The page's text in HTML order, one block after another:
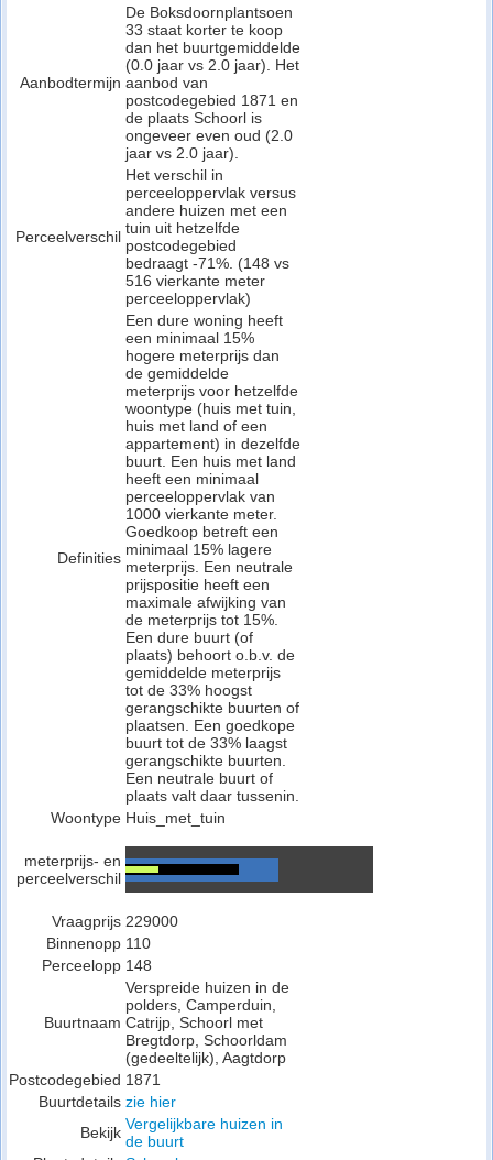
Aanbodtermijn
De Boksdoornplantsoen
33 staat korter te koop
dan het buurtgemiddelde
(0.0 jaar vs 2.0 jaar). Het
aanbod van
postcodegebied 1871 en
de plaats Schoorl is
ongeveer even oud (2.0
jaar vs 2.0 jaar).
Perceelverschil
Het verschil in
perceeloppervlak versus
andere huizen met een
tuin uit hetzelfde
postcodegebied
bedraagt -71%. (148 vs
516 vierkante meter
perceeloppervlak)
Definities
Een dure woning heeft
een minimaal 15%
hogere meterprijs dan
de gemiddelde
meterprijs voor hetzelfde
woontype (huis met tuin,
huis met land of een
appartement) in dezelfde
buurt. Een huis met land
heeft een minimaal
perceeloppervlak van
1000 vierkante meter.
Goedkoop betreft een
minimaal 15% lagere
meterprijs. Een neutrale
prijspositie heeft een
maximale afwijking van
de meterprijs tot 15%.
Een dure buurt (of
plaats) behoort o.b.v. de
gemiddelde meterprijs
tot de 33% hoogst
gerangschikte buurten of
plaatsen. Een goedkope
buurt tot de 33% laagst
gerangschikte buurten.
Een neutrale buurt of
plaats valt daar tussenin.
Woontype Huis_met_tuin
meterprijs- en
perceelverschil
Vraagprijs 229000
Binnenopp 110
Perceelopp 148
Buurtnaam
Verspreide huizen in de
polders, Camperduin,
Catrijp, Schoorl met
Bregtdorp, Schoorldam
(gedeeltelijk), Aagtdorp
Postcodegebied 1871
Buurtdetails zie hier
Bekijk Vergelijkbare huizen in
de buurt